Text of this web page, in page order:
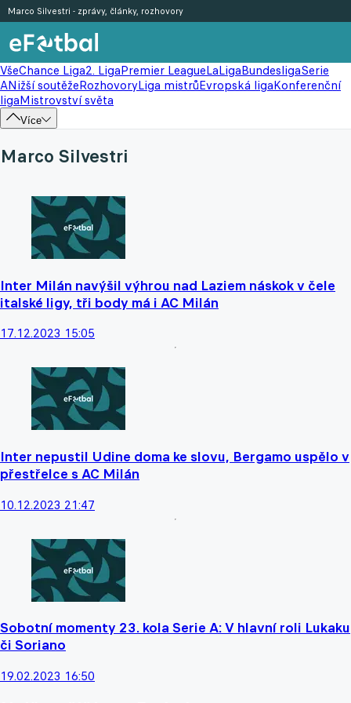
VšeChance Liga2. LigaPremier LeagueLaLigaBundesligaSerie
ANižší soutěžeRozhovoryLiga mistrůEvropská ligaKonferenční
ligaMistrovství světa
Více
Marco Silvestri - zprávy, články, rozhovory
Marco Silvestri
Inter Milán navýšil výhrou nad Laziem náskok v čele
italské ligy, tři body má i AC Milán
17.12.2023 15:05
Inter nepustil Udine doma ke slovu, Bergamo uspělo v
přestřelce s AC Milán
10.12.2023 21:47
Sobotní momenty 23. kola Serie A: V hlavní roli Lukaku
či Soriano
19.02.2023 16:50